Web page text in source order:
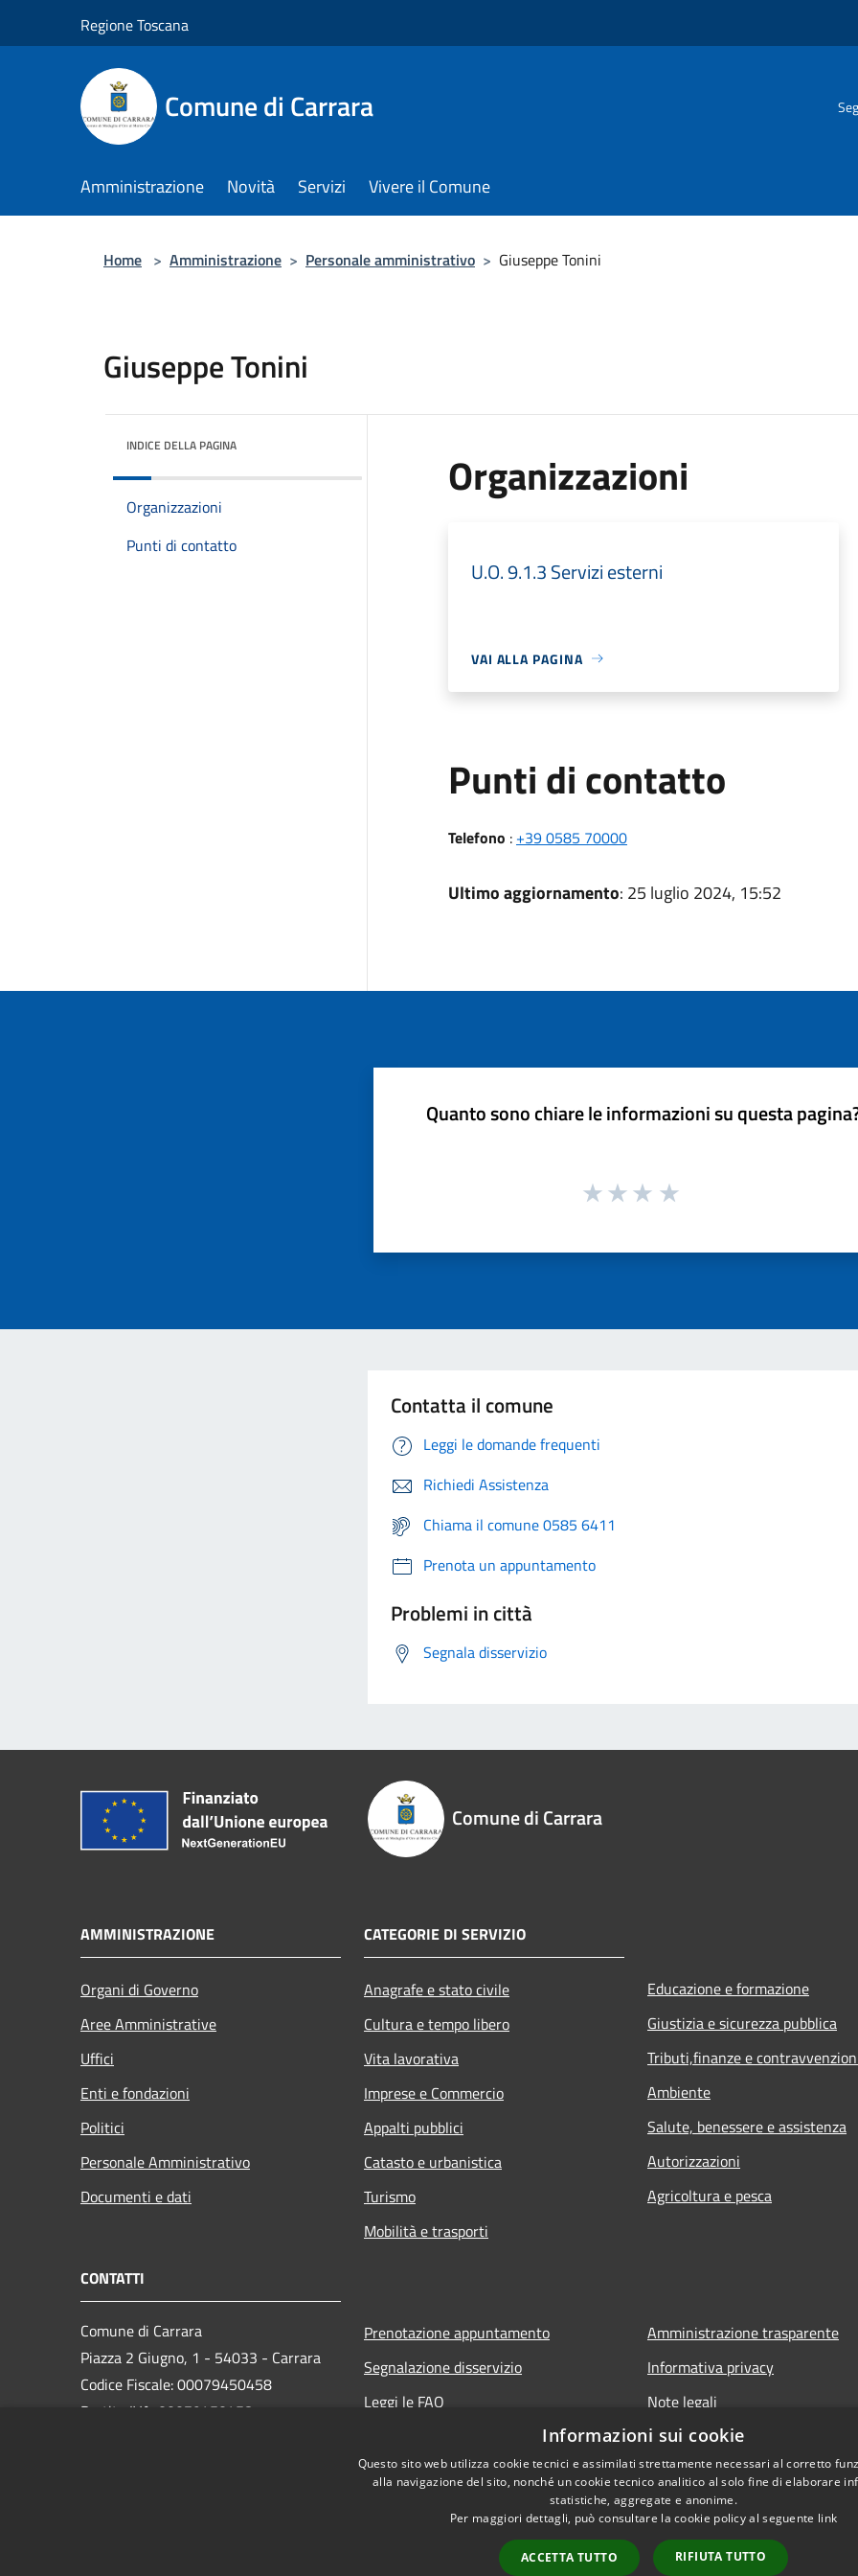
Regione Toscana
Comune di Carrara
Amministrazione Novità Servizi Vivere il Comune
Home > Amministrazione > Personale amministrativo > Giuseppe Tonini
Giuseppe Tonini
INDICE DELLA PAGINA
Organizzazioni
Punti di contatto
Organizzazioni
U.O. 9.1.3 Servizi esterni
VAI ALLA PAGINA
Punti di contatto
Telefono : +39 0585 70000
Ultimo aggiornamento: 25 luglio 2024, 15:52
Quanto sono chiare le informazioni su questa
Contatta il comune
Leggi le domande frequenti
Richiedi Assistenza
Chiama il comune 0585 6411
Prenota un appuntamento
Problemi in città
Segnala disservizio
Comune di Carrara
AMMINISTRAZIONE
Organi di Governo
Aree Amministrative
Uffici
Enti e fondazioni
Politici
Personale Amministrativo
Documenti e dati
CATEGORIE DI SERVIZIO
Anagrafe e stato civile
Cultura e tempo libero
Vita lavorativa
Imprese e Commercio
Appalti pubblici
Catasto e urbanistica
Turismo
Mobilità e trasporti
Educazione e formazione
Giustizia e sicurezza pubblica
Tributi,finanze e
Ambiente
Salute, benessere e assistenza
Autorizzazioni
Agricoltura e pesca
CONTATTI
Comune di Carrara
Piazza 2 Giugno, 1 - 54033 - Carrara
Codice Fiscale: 00079450458
Partita IVA: 00079450458
Prenotazione appuntamento
Segnalazione disservizio
Leggi le FAQ
Amministrazione trasparente
Informativa privacy
Note legali
Dichiarazione di accessibilità
Informazioni sui cookie
Questo sito web utilizza cookie tecnici e assimilati strettamente necessari al corretto
alla navigazione del sito, nonché un cookie tecnico analitico al solo fine di elaborare
statistiche, aggregate e anonime.
Per maggiori dettagli, può consultare la cookie policy al seguente link
ACCETTA TUTTO RIFIUTA TUTTO